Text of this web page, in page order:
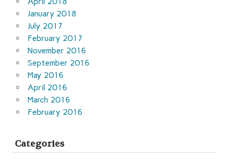
January 2018
July 2017
February 2017
November 2016
September 2016
May 2016
April 2016
March 2016
February 2016
Categories